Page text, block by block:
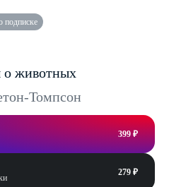
подписке
о животных
Томпсон
399 ₽
279 ₽